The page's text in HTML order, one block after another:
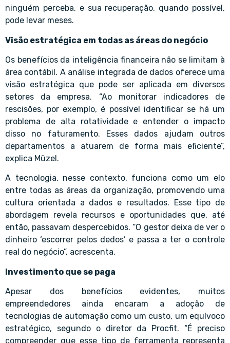
ninguém perceba, e sua recuperação, quando possível,
pode levar meses.
Visão estratégica em todas as áreas do negócio
Os benefícios da inteligência financeira não se limitam à
área contábil. A análise integrada de dados oferece uma
visão estratégica que pode ser aplicada em diversos
setores da empresa. “Ao monitorar indicadores de
rescisões, por exemplo, é possível identificar se há um
problema de alta rotatividade e entender o impacto
disso no faturamento. Esses dados ajudam outros
departamentos a atuarem de forma mais eficiente”,
explica Müzel.
A tecnologia, nesse contexto, funciona como um elo
entre todas as áreas da organização, promovendo uma
cultura orientada a dados e resultados. Esse tipo de
abordagem revela recursos e oportunidades que, até
então, passavam despercebidos. “O gestor deixa de ver o
dinheiro ‘escorrer pelos dedos’ e passa a ter o controle
real do negócio”, acrescenta.
Investimento que se paga
Apesar dos benefícios evidentes, muitos
empreendedores ainda encaram a adoção de
tecnologias de automação como um custo, um equívoco
estratégico, segundo o diretor da Procfit. “É preciso
compreender que esse tipo de ferramenta representa